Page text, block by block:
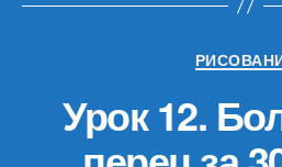
Урок 12.